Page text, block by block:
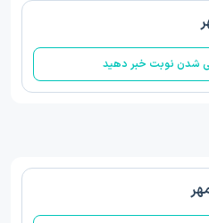
شدن نوبت خبر دهید